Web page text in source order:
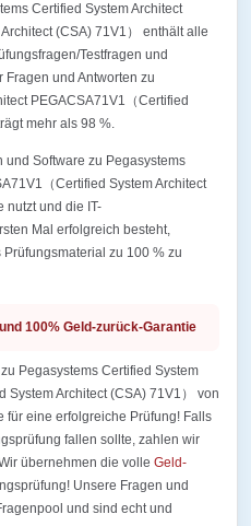
Certified System Architect
(CSA) 71V1） enthält alle
Testfragen und
Fragen und Antworten zu
PEGACSA71V1（Certified
mehr als 98 %.
Software zu Pegasystems
（Certified System Architect
nutzt und die IT-
Mal erfolgreich besteht,
zu 100 % zu
100% Geld-zurück-Garantie
Pegasystems Certified System
System Architect (CSA) 71V1） von
für eine erfolgreiche Prüfung! Falls
fallen sollte, zahlen wir
übernehmen die volle Geld-
Unsere Fragen und
und sind echt und